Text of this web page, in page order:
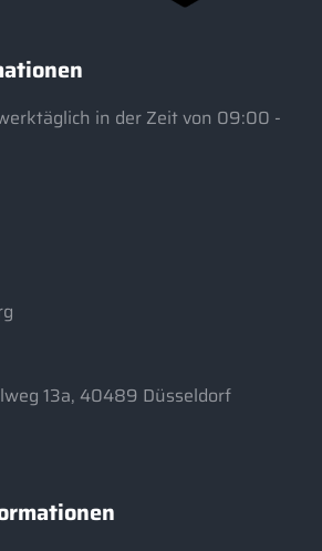
in der Zeit von 09:00 -
13a, 40489 Düsseldorf